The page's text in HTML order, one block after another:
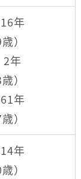
年
）
2年
）
年
）
年
）